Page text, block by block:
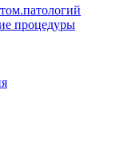
процедуры